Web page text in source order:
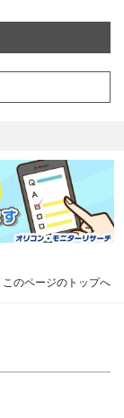
このページのトップへ